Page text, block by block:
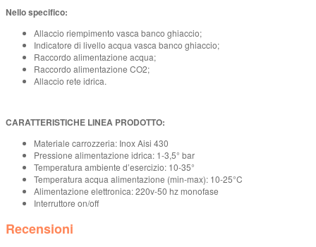
Nello specifico:
Allaccio riempimento vasca banco ghiaccio;
Indicatore di livello acqua vasca banco ghiaccio;
Raccordo alimentazione acqua;
Raccordo alimentazione CO2;
Allaccio rete idrica.
CARATTERISTICHE LINEA PRODOTTO:
Materiale carrozzeria: Inox Aisi 430
Pressione alimentazione idrica: 1-3,5° bar
Temperatura ambiente d’esercizio: 10-35°
Temperatura acqua alimentazione (min-max): 10-25°C
Alimentazione elettronica: 220v-50 hz monofase
Interruttore on/off
Recensioni